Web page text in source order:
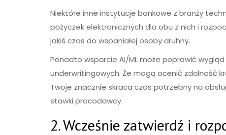
Niektóre inne instytucje bankowe z branży
pożyczek elektronicznych dla obu z nich i
jakiś czas do wspaniałej osoby druhny.
Ponadto wsparcie AI/ML może poprawić
underwritingowych. Że mogą ocenić zdolność
Twoje znacznie skraca czas potrzebny na
stawki pracodawcy.
2. Wcześnie zatwierdź i